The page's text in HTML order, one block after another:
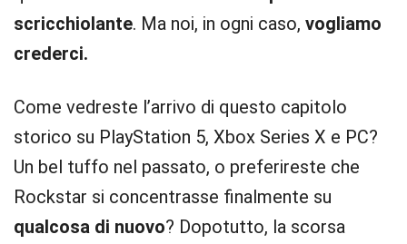
scricchiolante. Ma noi, in ogni caso, vogliamo
crederci.
Come vedreste l’arrivo di questo capitolo
storico su PlayStation 5, Xbox Series X e PC?
Un bel tuffo nel passato, o preferireste che
Rockstar si concentrasse finalmente su
qualcosa di nuovo? Dopotutto, la scorsa